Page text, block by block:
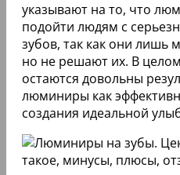
Люминиры
керамические накладки
помогают улучшить
обтачивания эмали.
отмечают, что процесс
быстро и безболезненно,
своей
варьируются, но в
100 тысяч рублей за
установку.